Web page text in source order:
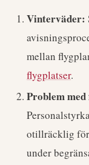
Vinterväder:
mellan
flygplatser.
Problem
otillräcklig för
under